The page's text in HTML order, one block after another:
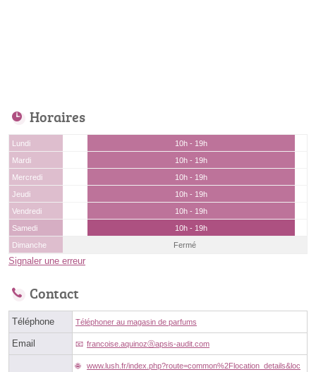
Horaires
Lundi
10h - 19h
Mardi
10h - 19h
Mercredi
10h - 19h
Jeudi
10h - 19h
Vendredi
10h - 19h
Samedi
10h - 19h
Dimanche
Fermé
Signaler une erreur
Contact
Téléphone Téléphoner au magasin de parfums
Email francoise.aquinozⓐapsis-audit.com
www.lush.fr/index.php?route=common%2Flocation_details&loc